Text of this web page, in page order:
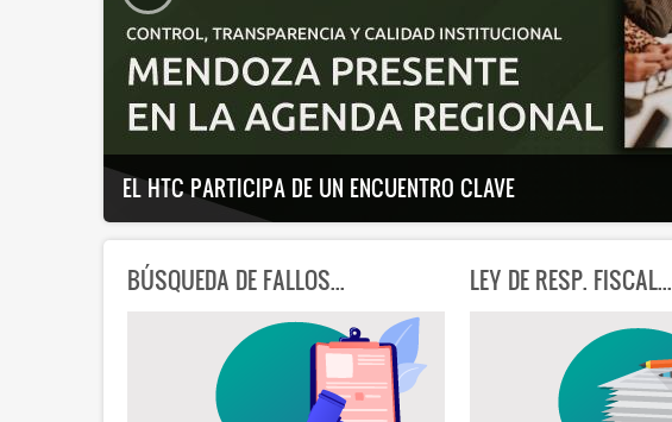
EL HTC PARTICIPA DE UN ENCUENTRO CLAVE
BÚSQUEDA DE FALLOS... LEY DE RESP. FISCAL...